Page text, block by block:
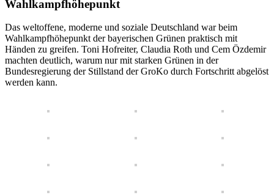
Wahlkampfhöhepunkt
Das weltoffene, moderne und soziale Deutschland war beim
Wahlkampfhöhepunkt der bayerischen Grünen praktisch mit
Händen zu greifen. Toni Hofreiter, Claudia Roth und Cem Özdemir
machten deutlich, warum nur mit starken Grünen in der
Bundesregierung der Stillstand der GroKo durch Fortschritt abgelöst
werden kann.